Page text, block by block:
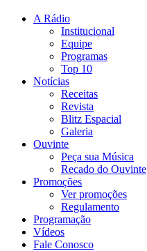
A Rádio
Institucional
Equipe
Programas
Top 10
Notícias
Receitas
Revista
Blitz Espacial
Galeria
Ouvinte
Peça sua Música
Recado do Ouvinte
Promoções
Ver promoções
Regulamento
Programação
Vídeos
Fale Conosco